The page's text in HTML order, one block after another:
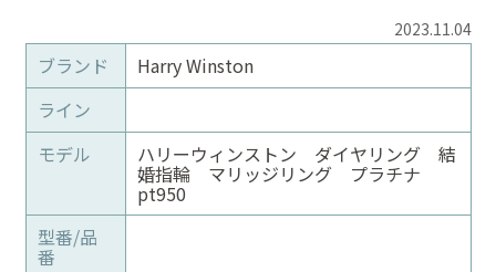
2023.11.04
ブランド
Harry Winston
ライン
モデル
ハリーウィンストン ダイヤリング 結
婚指輪 マリッジリング プラチナ
pt950
型番/品
番